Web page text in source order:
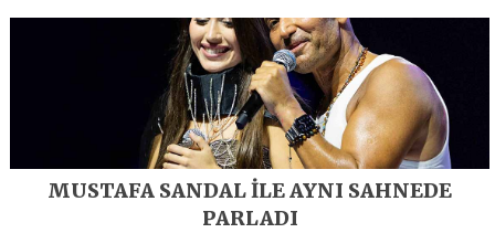
MUSTAFA SANDAL İLE AYNI SAHNEDE
PARLADI